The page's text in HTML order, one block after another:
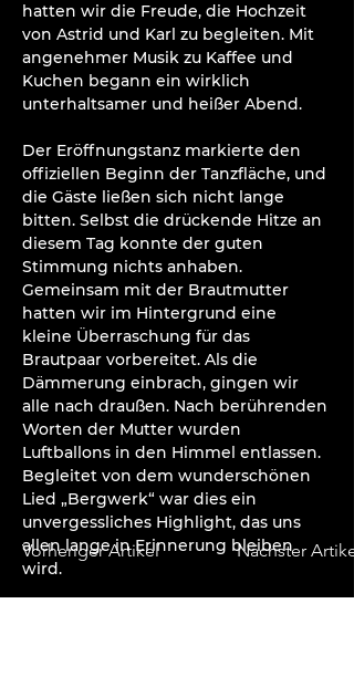
Vorheriger Artikel Nächster Artikel
hatten wir die Freude, die Hochzeit
von Astrid und Karl zu begleiten. Mit
angenehmer Musik zu Kaffee und
Kuchen begann ein wirklich
unterhaltsamer und heißer Abend.
Der Eröffnungstanz markierte den
offiziellen Beginn der Tanzfläche, und
die Gäste ließen sich nicht lange
bitten. Selbst die drückende Hitze an
diesem Tag konnte der guten
Stimmung nichts anhaben.
Gemeinsam mit der Brautmutter
hatten wir im Hintergrund eine
kleine Überraschung für das
Brautpaar vorbereitet. Als die
Dämmerung einbrach, gingen wir
alle nach draußen. Nach berührenden
Worten der Mutter wurden
Luftballons in den Himmel entlassen.
Begleitet von dem wunderschönen
Lied „Bergwerk“ war dies ein
unvergessliches Highlight, das uns
allen lange in Erinnerung bleiben
wird.